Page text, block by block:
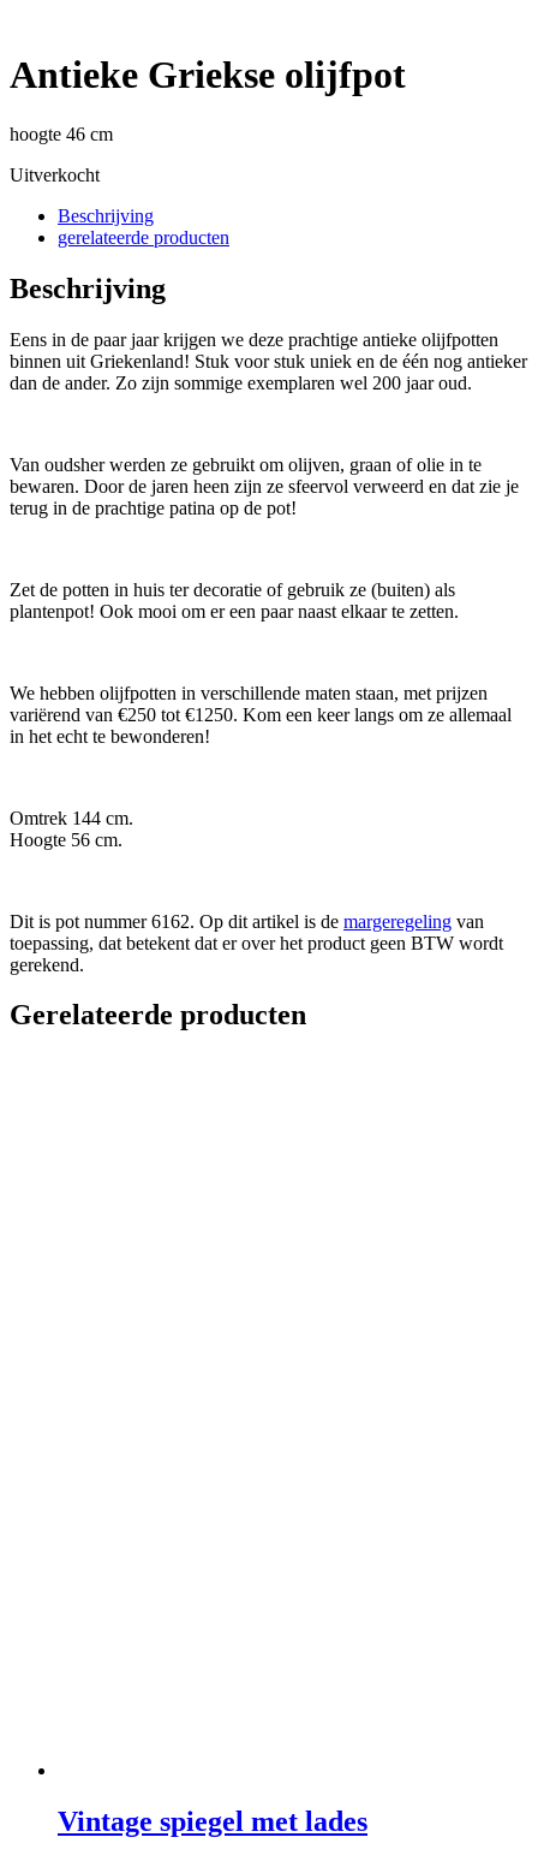
Antieke Griekse olijfpot
hoogte 46 cm
Uitverkocht
Beschrijving
gerelateerde producten
Beschrijving
Eens in de paar jaar krijgen we deze prachtige antieke olijfpotten
binnen uit Griekenland! Stuk voor stuk uniek en de één nog antieker
dan de ander. Zo zijn sommige exemplaren wel 200 jaar oud.
Van oudsher werden ze gebruikt om olijven, graan of olie in te
bewaren. Door de jaren heen zijn ze sfeervol verweerd en dat zie je
terug in de prachtige patina op de pot!
Zet de potten in huis ter decoratie of gebruik ze (buiten) als
plantenpot! Ook mooi om er een paar naast elkaar te zetten.
We hebben olijfpotten in verschillende maten staan, met prijzen
variërend van €250 tot €1250. Kom een keer langs om ze allemaal
in het echt te bewonderen!
Omtrek 144 cm.
Hoogte 56 cm.
Dit is pot nummer 6162. Op dit artikel is de margeregeling van
toepassing, dat betekent dat er over het product geen BTW wordt
gerekend.
Gerelateerde producten
Vintage spiegel met lades